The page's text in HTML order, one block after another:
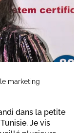
marketing
dans la petite
Je vis